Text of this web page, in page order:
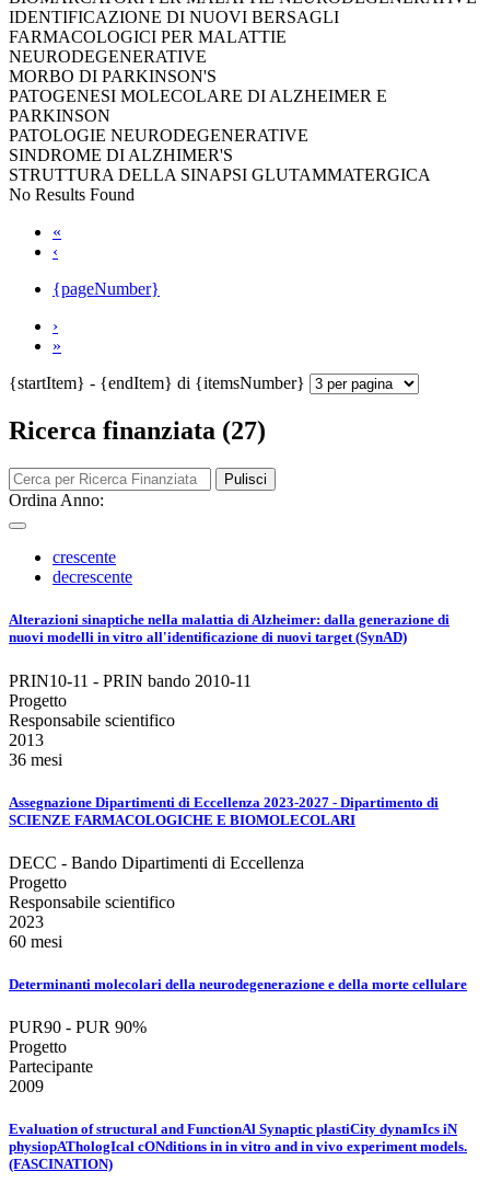
IDENTIFICAZIONE DI NUOVI BERSAGLI
FARMACOLOGICI PER MALATTIE
NEURODEGENERATIVE
MORBO DI PARKINSON'S
PATOGENESI MOLECOLARE DI ALZHEIMER E
PARKINSON
PATOLOGIE NEURODEGENERATIVE
SINDROME DI ALZHIMER'S
STRUTTURA DELLA SINAPSI GLUTAMMATERGICA
No Results Found
«
‹
{pageNumber}
›
»
{startItem} - {endItem} di {itemsNumber}
Ricerca finanziata (27)
Pulisci
Ordina Anno:
crescente
decrescente
Alterazioni sinaptiche nella malattia di Alzheimer: dalla generazione di
nuovi modelli in vitro all'identificazione di nuovi target (SynAD)
PRIN10-11 - PRIN bando 2010-11
Progetto
Responsabile scientifico
2013
36 mesi
Assegnazione Dipartimenti di Eccellenza 2023-2027 - Dipartimento di
SCIENZE FARMACOLOGICHE E BIOMOLECOLARI
DECC - Bando Dipartimenti di Eccellenza
Progetto
Responsabile scientifico
2023
60 mesi
Determinanti molecolari della neurodegenerazione e della morte cellulare
PUR90 - PUR 90%
Progetto
Partecipante
2009
Evaluation of structural and FunctionAl Synaptic plastiCity dynamIcs iN
physiopAThologIcal cONditions in in vitro and in vivo experiment models.
(FASCINATION)